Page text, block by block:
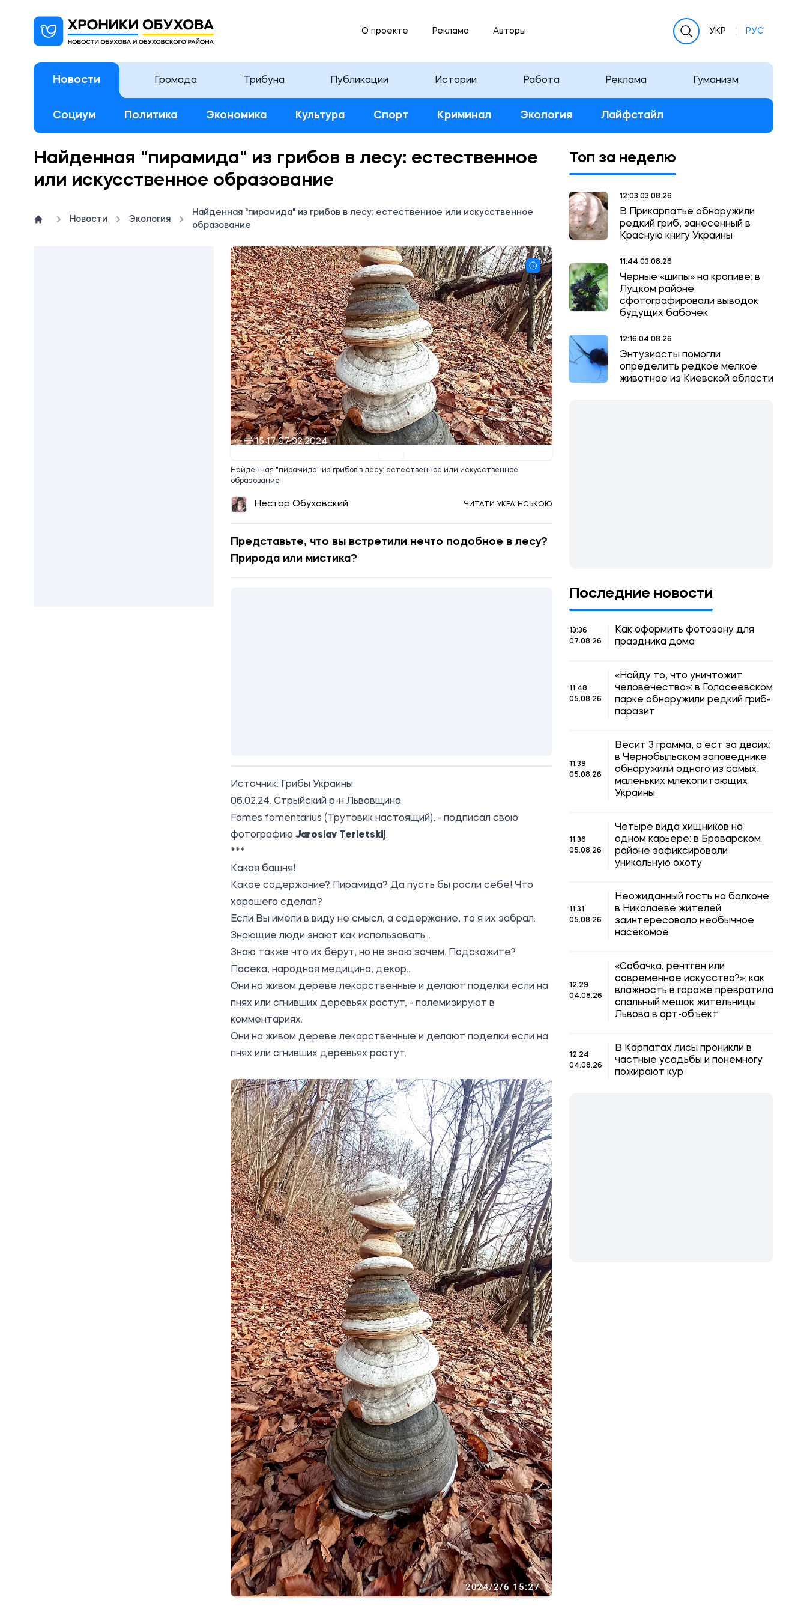
О проекте Реклама Авторы УКР РУС
Новости Громада Трибуна Публикации Истории Работа Реклама Гуманизм
Социум Политика Экономика Культура Спорт Криминал Экология Лайфстайл
Найденная "пирамида" из грибов в лесу: естественное
или искусственное образование
Новости Экология
Найденная "пирамида" из грибов в лесу: естественное или искусственное
образование
15:17 07.02.2024
Найденная "пирамида" из грибов в лесу: естественное или искусственное
образование
Нестор Обуховский ЧИТАТИ УКРАЇНСЬКОЮ
Представьте, что вы встретили нечто подобное в лесу?
Природа или мистика?
Источник:
Грибы Украины
06.02.24. Стрыйский р-н Львовщина.
Fomes fomentarius (Трутовик настоящий), - подписал свою
фотографию Jaroslav Terletskij.
***
Какая башня!
Какое содержание? Пирамида? Да пусть бы росли себе! Что
хорошего сделал?
Если Вы имели в виду не смысл, а содержание, то я их забрал.
Знающие люди знают как использовать...
Знаю также что их берут, но не знаю зачем. Подскажите?
Пасека, народная медицина, декор...
Они на живом дереве лекарственные и делают поделки если на
пнях или сгнивших деревьях растут, - полемизируют в
комментариях.
Они на живом дереве лекарственные и делают поделки если на
пнях или сгнивших деревьях растут.
Топ за неделю
12:03 03.08.26
В Прикарпатье обнаружили
редкий гриб, занесенный в
Красную книгу Украины
11:44 03.08.26
Черные «шипы» на крапиве: в
Луцком районе
сфотографировали выводок
будущих бабочек
12:16 04.08.26
Энтузиасты помогли
определить редкое мелкое
животное из Киевской области
Последние новости
13:36
07.08.26
Как оформить фотозону для
праздника дома
11:48
05.08.26
«Найду то, что уничтожит
человечество»: в Голосеевском
парке обнаружили редкий гриб-
паразит
11:39
05.08.26
Весит 3 грамма, а ест за двоих:
в Чернобыльском заповеднике
обнаружили одного из самых
маленьких млекопитающих
Украины
11:36
05.08.26
Четыре вида хищников на
одном карьере: в Броварском
районе зафиксировали
уникальную охоту
11:31
05.08.26
Неожиданный гость на балконе:
в Николаеве жителей
заинтересовало необычное
насекомое
12:29
04.08.26
«Собачка, рентген или
современное искусство?»: как
влажность в гараже превратила
спальный мешок жительницы
Львова в арт-объект
12:24
04.08.26
В Карпатах лисы проникли в
частные усадьбы и понемногу
пожирают кур